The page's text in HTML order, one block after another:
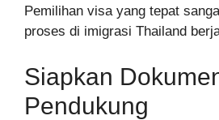
Pemilihan visa yang tepat
proses di imigrasi Thailand
Siapkan
Pendukung